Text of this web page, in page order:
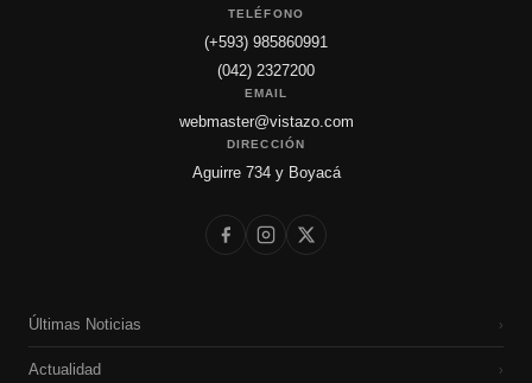
TELÉFONO
(+593) 985860991
(042) 2327200
EMAIL
webmaster@vistazo.com
DIRECCIÓN
Aguirre 734 y Boyacá
Últimas Noticias ›
Actualidad ›